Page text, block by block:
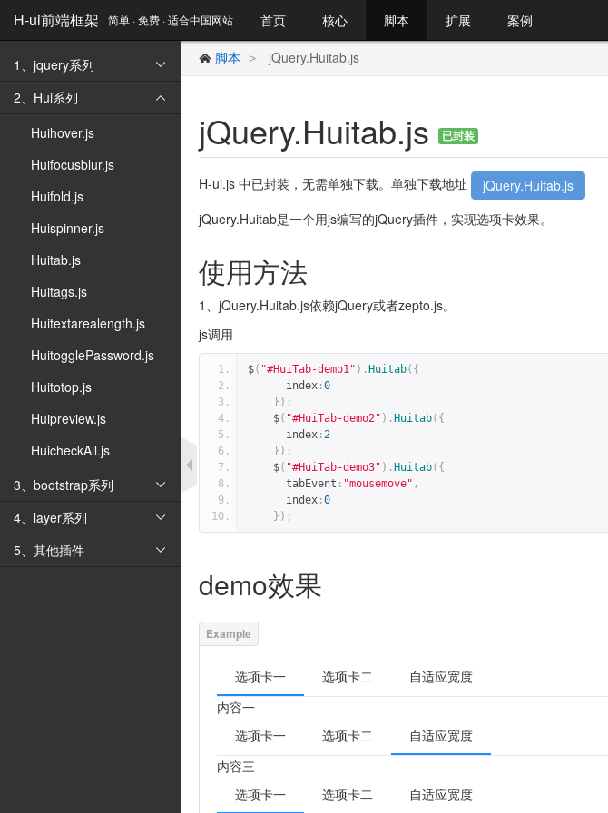
H-ui前端框架 简单 · 免费 · 适合中国网站 首页 核心 脚本 扩展 案例
1、jquery系列 
2、Hui系列 
Huihover.js
Huifocusblur.js
Huifold.js
Huispinner.js
Huitab.js
Huitags.js
Huitextarealength.js
HuitogglePassword.js
Huitotop.js
Huipreview.js
HuicheckAll.js
3、bootstrap系列

4、layer系列 
5、其他插件 
 脚本 > jQuery.Huitab.js
jQuery.Huitab.js 已封装
H-ui.js 中已封装，无需单独下载。单独下载地址
jQuery.Huitab.js
jQuery.Huitab是一个用js编写的jQuery插件，实现选项卡效果。
使用方法
1、jQuery.Huitab.js依赖jQuery或者zepto.js。
js调用
$( "#HuiTab-demo1" ). Huitab({
      index
:0
});
    $
( "#HuiTab-demo2" ). Huitab({
      index
:2
});
    $
( "#HuiTab-demo3" ). Huitab({
      tabEvent
: "mousemove" ,
      index
:0
});
demo效果
选项卡一 选项卡二
自适应宽度
内容一
选项卡一
选项卡二
自适应宽度
内容三
选项卡一
选项卡二 自适应宽度